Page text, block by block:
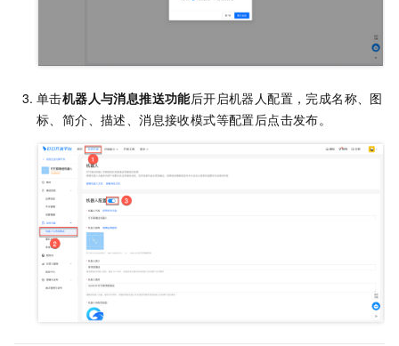
单击机器人与消息推送功能后开启机器人配置，完成名称、图
标、简介、描述、消息接收模式等配置后点击发布。